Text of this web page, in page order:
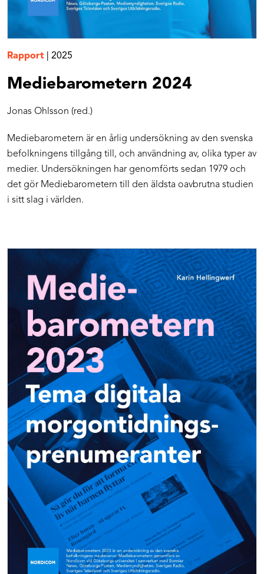
Rapport 2025
Mediebarometern 2024
Jonas Ohlsson (red.)
Mediebarometern är en årlig undersökning av den svenska
befolkningens tillgång till, och användning av, olika typer av
medier. Undersökningen har genomförts sedan 1979 och
det gör Mediebarometern till den äldsta oavbrutna studien
i sitt slag i världen.